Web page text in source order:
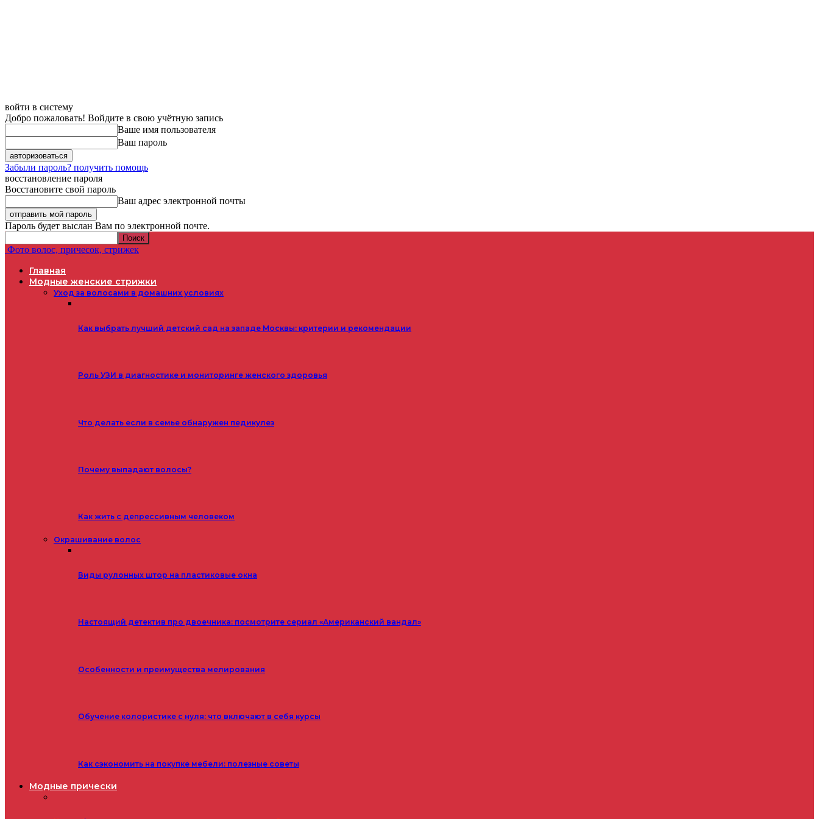
войти в систему
Добро пожаловать! Войдите в свою учётную запись
Ваше имя пользователя
Ваш пароль
Забыли пароль? получить помощь
восстановление пароля
Восстановите свой пароль
Ваш адрес электронной почты
Пароль будет выслан Вам по электронной почте.
Фото волос, причесок, стрижек
Главная
Модные женские стрижки
Уход за волосами в домашних условиях
Как выбрать лучший детский сад на западе Москвы: критерии и рекомендации
Роль УЗИ в диагностике и мониторинге женского здоровья
Что делать если в семье обнаружен педикулез
Почему выпадают волосы?
Как жить с депрессивным человеком
Окрашивание волос
Виды рулонных штор на пластиковые окна
Настоящий детектив про двоечника: посмотрите сериал «Американский вандал»
Особенности и преимущества мелирования
Обучение колористике с нуля: что включают в себя курсы
Как сэкономить на покупке мебели: полезные советы
Модные прически